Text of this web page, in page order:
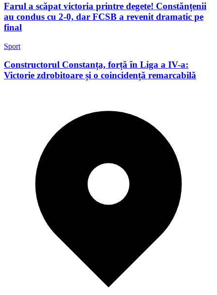
Farul a scăpat victoria printre degete! Constănțenii
au condus cu 2-0, dar FCSB a revenit dramatic pe
final
Sport
Constructorul Constanța, forță în Liga a IV-a:
Victorie zdrobitoare și o coincidență remarcabilă